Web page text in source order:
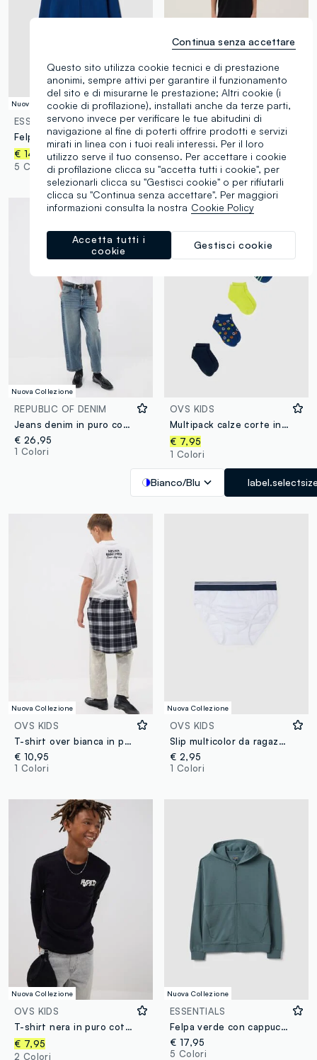
Nuova Collezione
ESSENTIALS
Felpa blu con cappuccio in puro cotone organico regular fit per ragazzo
€ 14,95
5 Colori
OVS KIDS
Completo nero t-shirt e shorts sportivo per ragazzo regular fit
€ 22,95
-50%
€ 11,47
1 Colori
Nuova Collezione
REPUBLIC OF DENIM
Jeans denim in puro cotone con vita elasticizzata skater fit per ragazzo
€ 26,95
1 Colori
OVS KIDS
Multipack calze corte in misto cotone multicolor da bambino con disegni
€ 7,95
1 Colori
Bianco/Blu
Nuova Collezione
OVS KIDS
T-shirt over bianca in puro cotone con scritta "Never Benched" per ragazzo
€ 10,95
1 Colori
Nuova Collezione
OVS KIDS
Slip multicolor da ragazzo in cotone elasticizzato regular fit
€ 2,95
1 Colori
Nuova Collezione
OVS KIDS
T-shirt nera in puro cotone organico con stampa "Hyped" per ragazzo
€ 7,95
2 Colori
Nuova Collezione
ESSENTIALS
Felpa verde con cappuccio e zip in puro cotone organico per ragazzo relaxed fit
€ 17,95
5 Colori
Questo sito utilizza cookie tecnici e di prestazione
anonimi, sempre attivi per garantire il funzionamento
del sito e di misurarne le prestazione; Altri cookie (i
cookie di profilazione), installati anche da terze parti,
servono invece per verificare le tue abitudini di
navigazione al fine di poterti offrire prodotti e servizi
mirati in linea con i tuoi reali interessi. Per il loro
utilizzo serve il tuo consenso. Per accettare i cookie
di profilazione clicca su "accetta tutti i cookie", per
selezionarli clicca su "Gestisci cookie" o per rifiutarli
clicca su "Continua senza accettare". Per maggiori
informazioni consulta la nostra Cookie Policy
Gestisci cookie
Accetta tutti i
cookie
Continua senza accettare